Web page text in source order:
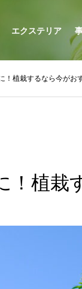
エクステリア
！植栽するなら今がお
！植栽